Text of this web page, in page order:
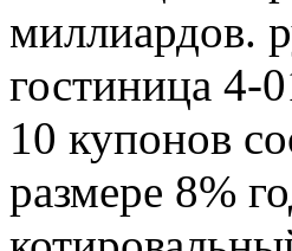
миллиардов.
гостиница 4-
10 купонов
размере 8%